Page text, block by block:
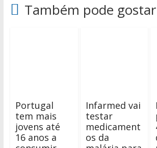
Também pode gostar
Portugal
tem mais
jovens até
16 anos a
Infarmed vai
testar
medicament
os da